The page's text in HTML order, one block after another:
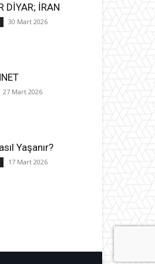
DİYAR; İRAN
30 Mart 2026
27 Mart 2026
Yaşanır?
17 Mart 2026